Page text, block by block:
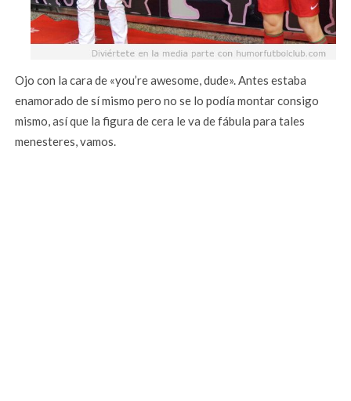
Ojo con la cara de «you’re awesome, dude». Antes estaba
enamorado de sí mismo pero no se lo podía montar consigo
mismo, así que la figura de cera le va de fábula para tales
menesteres, vamos.